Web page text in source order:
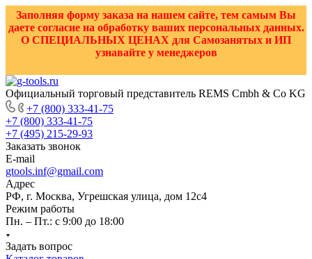
Заполняя форму заказа на нашем сайте, тем самым Вы
даете согласие на обработку ваших персональных данных.
О СПЕЦИАЛЬНЫХ ЦЕНАХ для Самозанятых и ИП
узнавайте у менеджеров
Официальный торговый представитель REMS Cmbh & Co KG
+7 (800) 333-41-75
+7 (800) 333-41-75
+7 (495) 215-29-93
Заказать звонок
E-mail
gtools.inf@gmail.com
Адрес
РФ, г. Москва, Угрешская улица, дом 12с4
Режим работы
Пн. – Пт.: с 9:00 до 18:00
Задать вопрос